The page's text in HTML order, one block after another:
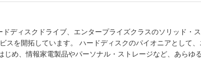
ディスクドライブ、エンタープライズクラスのソリッド・
スを開拓しています。 ハードディスクのパイオニアとして、
め、情報家電製品やパーソナル・ストレージなど、あらゆ